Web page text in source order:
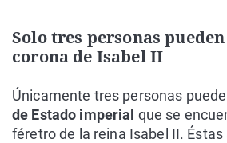
Solo tres personas
corona de Isabel II
Únicamente tres personas
de Estado imperial que se
féretro de la reina Isabel II. Éstas